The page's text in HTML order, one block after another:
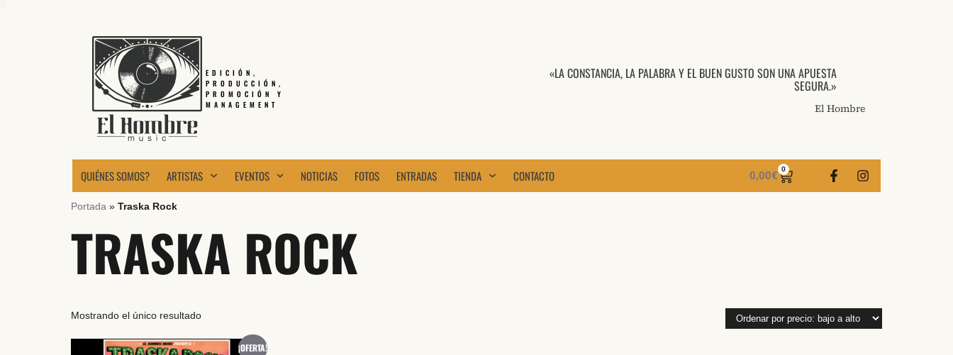
EDICIÓN,
PRODUCCIÓN,
PROMOCIÓN Y
MANAGEMENT
«LA CONSTANCIA, LA PALABRA Y EL BUEN GUSTO SON UNA APUESTA
SEGURA.»
El Hombre
QUIÉNES SOMOS? ARTISTAS EVENTOS NOTICIAS FOTOS ENTRADAS TIENDA CONTACTO 0,00€
0
Portada » Traska Rock
TRASKA ROCK
Mostrando el único resultado
¡OFERTA!